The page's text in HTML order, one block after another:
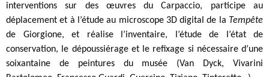
interventions sur des œuvres du Carpaccio, participe au
déplacement et à l’étude au microscope 3D digital de la Tempête
de Giorgione, et réalise l’inventaire, l’étude de l’état de
conservation, le dépoussiérage et le refixage si nécessaire d’une
soixantaine de peintures du musée (Van Dyck, Vivarini